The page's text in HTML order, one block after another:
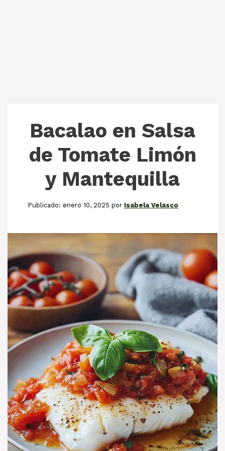
Bacalao en Salsa
de Tomate Limón
y Mantequilla
enero 10, 2025 por Isabela Velasco